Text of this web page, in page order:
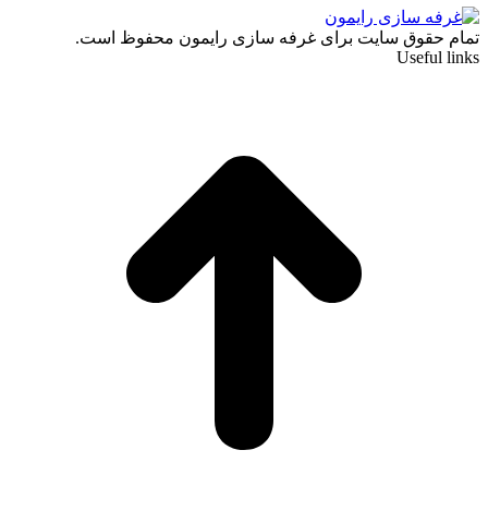
تمام حقوق سایت برای غرفه سازی رایمون محفوظ است.
Useful links